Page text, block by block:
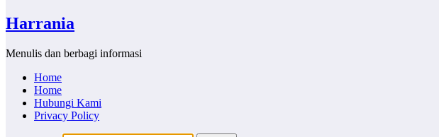
Harrania
Menulis dan berbagi informasi
Home
Home
Hubungi Kami
Privacy Policy